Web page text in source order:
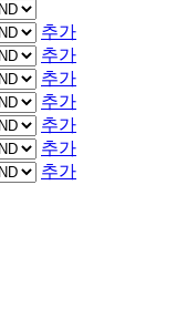
추가
추가
추가
추가
추가
추가
추가